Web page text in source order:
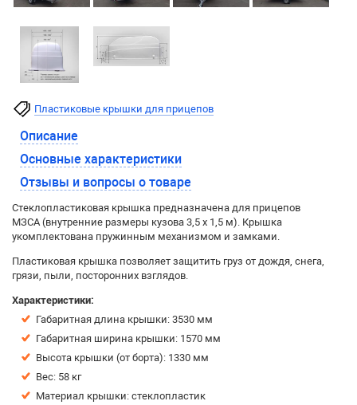
Пластиковые крышки для прицепов
Описание
Основные характеристики
Отзывы и вопросы о товаре
Стеклопластиковая крышка предназначена для прицепов
МЗСА (внутренние размеры кузова 3,5 х 1,5 м). Крышка
укомплектована пружинным механизмом и замками.
Пластиковая крышка позволяет защитить груз от дождя, снега,
грязи, пыли, посторонних взглядов.
Характеристики:
Габаритная длина крышки: 3530 мм
Габаритная ширина крышки: 1570 мм
Высота крышки (от борта): 1330 мм
Вес: 58 кг
Материал крышки: стеклопластик